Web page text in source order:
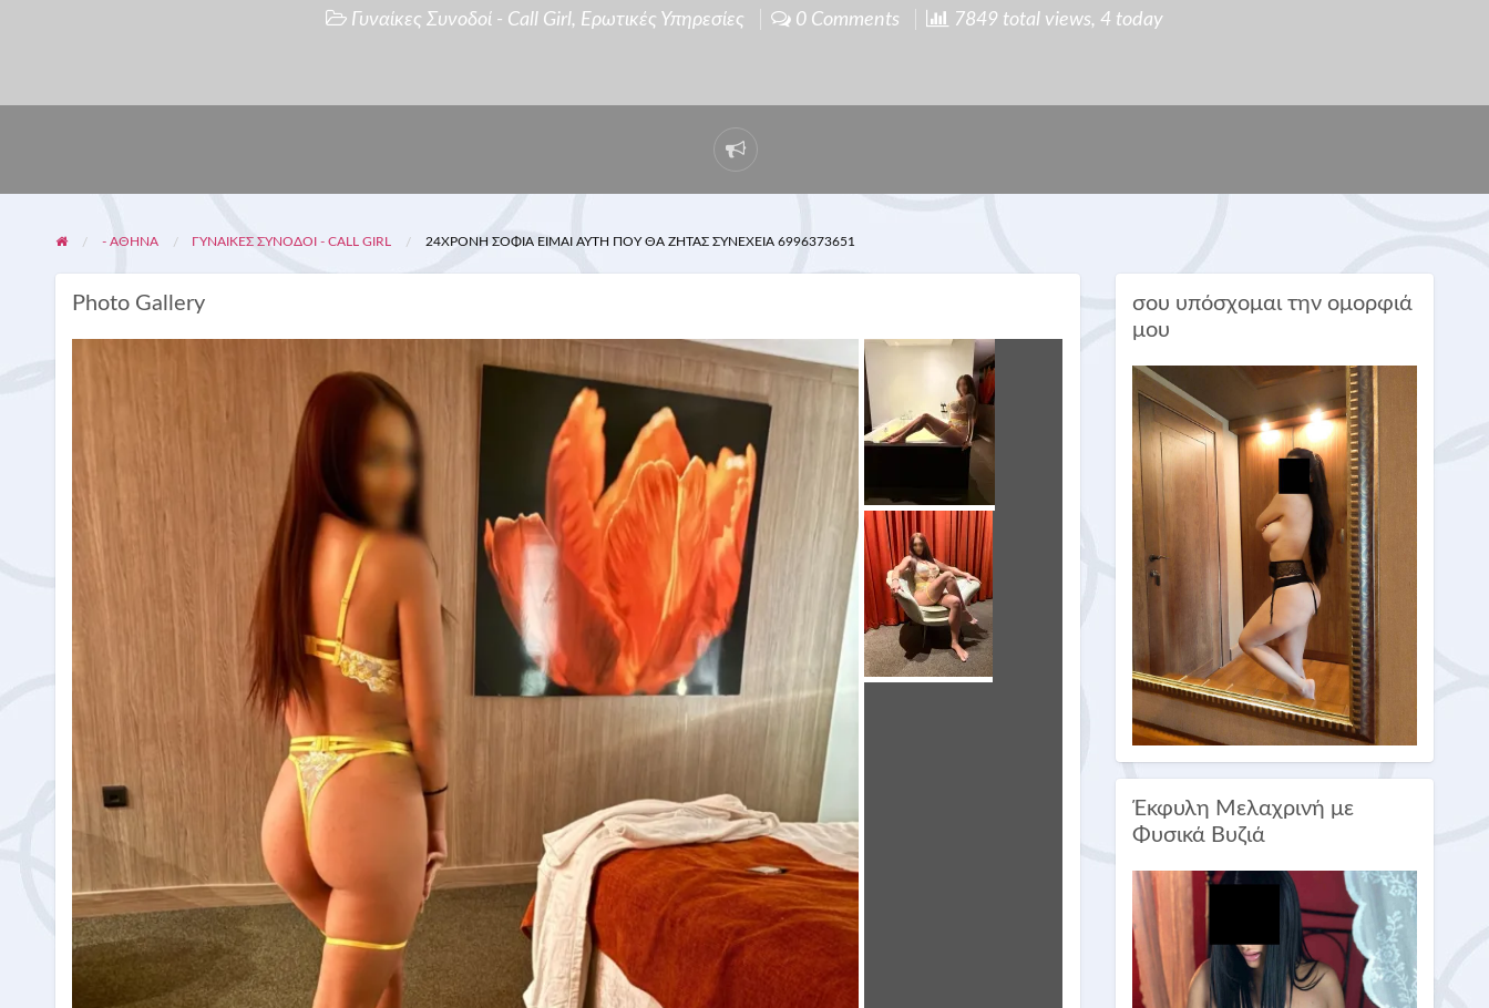
Γυναίκες Συνοδοί - Call Girl, Ερωτικές Υπηρεσίες 0 Comments 7849 total views, 4 today
- ΑΘΗΝΑ ΓΥΝΑΊΚΕΣ ΣΥΝΟΔΟΊ - CALL GIRL 24ΧΡΟΝΗ ΣΟΦΊΑ ΕΙΜΑΙ ΑΥΤΗ ΠΟΥ ΘΑ ΖΗΤΑΣ ΣΥΝΕΧΕΙΑ 6996373651
Photo Gallery
σου υπόσχομαι την ομορφιά
μου
Έκφυλη Μελαχρινή με
Φυσικά Βυζιά